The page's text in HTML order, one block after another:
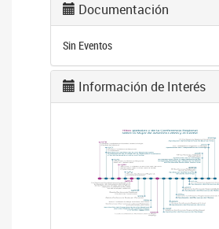
Documentación
Sin Eventos
Información de Interés